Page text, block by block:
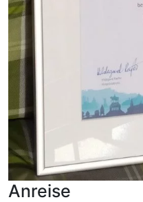
Anreise